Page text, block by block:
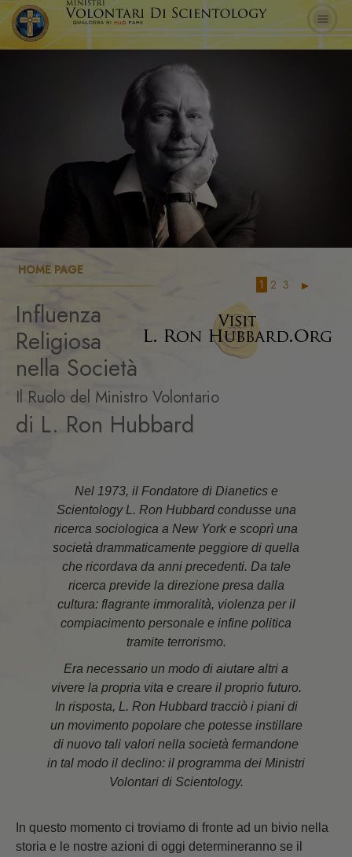
HOME PAGE
1 2 3
Influenza
Religiosa
nella Società
Il Ruolo del Ministro Volontario
di L. Ron Hubbard
Nel 1973, il Fondatore di Dianetics e
Scientology L. Ron Hubbard condusse una
ricerca sociologica a New York e scoprì una
società drammaticamente peggiore di quella
che ricordava da anni precedenti. Da tale
ricerca previde la direzione presa dalla
cultura: flagrante immoralità, violenza per il
compiacimento personale e infine politica
tramite terrorismo.
Era necessario un modo di aiutare altri a
vivere la propria vita e creare il proprio futuro.
In risposta, L. Ron Hubbard tracciò i piani di
un movimento popolare che potesse instillare
di nuovo tali valori nella società fermandone
in tal modo il declino: il programma dei Ministri
Volontari di Scientology.
In questo momento ci troviamo di fronte ad un bivio nella
storia e le nostre azioni di oggi determineranno se il